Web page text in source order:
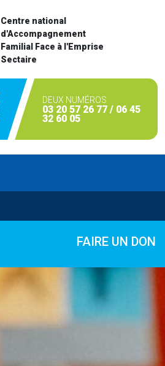
Centre national
d'Accompagnement
Familial Face à l'Emprise
Sectaire
DEUX NUMÉROS
03 20 57 26 77 / 06 45
32 60 05
FAIRE UN DON